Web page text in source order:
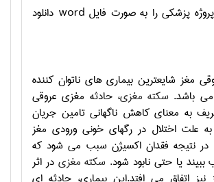
پزشکی را به صورت فایل word دانلود
مغز شایعترین بیماری های ناتوان کننده
باشد. سکته مغزی، حادثه مغزی عروقی
به معنای کاهش ناگهانی تامین جریان
علت اختلال در رگهای خونی ورودی مغز
در نتیجه فقدان اکسیژن سبب می شود که
یا حتی نابود شود. سکته مغزی در اثر